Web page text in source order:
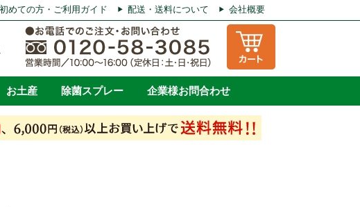
初めての方・ご利用ガイド 配送・送料について 会社概要
お土産 除菌スプレー 企業様お問合わせ